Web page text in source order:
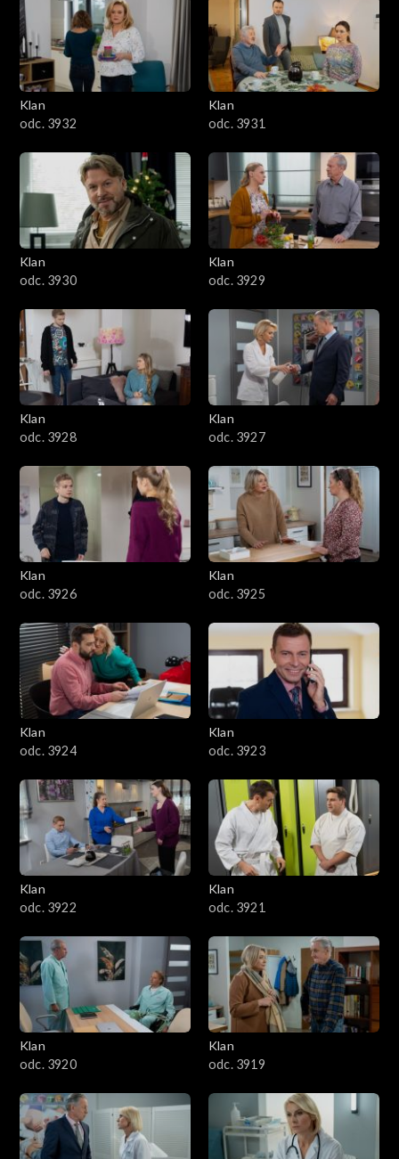
Klan
odc. 3932
Klan
odc. 3931
Klan
odc. 3930
Klan
odc. 3929
Klan
odc. 3928
Klan
odc. 3927
Klan
odc. 3926
Klan
odc. 3925
Klan
odc. 3924
Klan
odc. 3923
Klan
odc. 3922
Klan
odc. 3921
Klan
odc. 3920
Klan
odc. 3919